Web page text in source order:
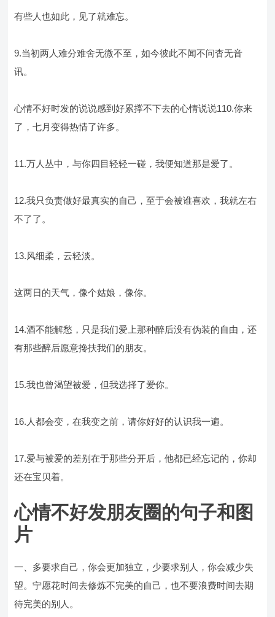
有些人也如此，见了就难忘。
9.当初两人难分难舍无微不至，如今彼此不闻不问杳无音
讯。
心情不好时发的说说感到好累撑不下去的心情说说110.你来
了，七月变得热情了许多。
11.万人丛中，与你四目轻轻一碰，我便知道那是爱了。
12.我只负责做好最真实的自己，至于会被谁喜欢，我就左右
不了了。
13.风细柔，云轻淡。
这两日的天气，像个姑娘，像你。
14.酒不能解愁，只是我们爱上那种醉后没有伪装的自由，还
有那些醉后愿意搀扶我们的朋友。
15.我也曾渴望被爱，但我选择了爱你。
16.人都会变，在我变之前，请你好好的认识我一遍。
17.爱与被爱的差别在于那些分开后，他都已经忘记的，你却
还在宝贝着。
心情不好发朋友圈的句子和图
片
一、多要求自己，你会更加独立，少要求别人，你会减少失
望。宁愿花时间去修炼不完美的自己，也不要浪费时间去期
待完美的别人。